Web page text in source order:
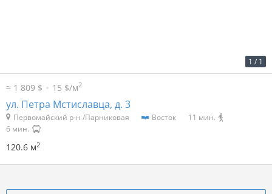
1 / 1
≈ 1 809 $ 15 $/м2
ул. Петра Мстиславца, д. 3
Первомайский р-н /Парниковая Восток
11 мин.
6 мин.
120.6 м2